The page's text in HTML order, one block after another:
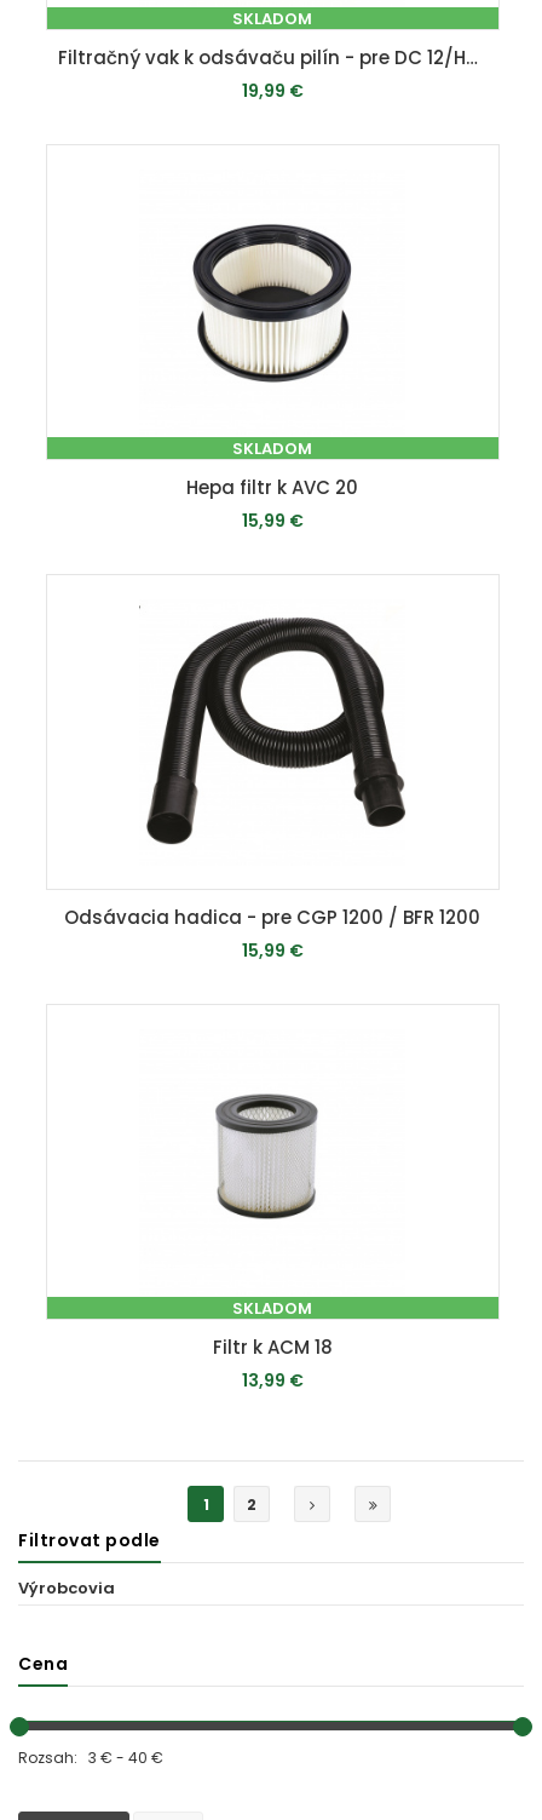
SKLADOM
Filtračný vak k odsávaču pilín - pre DC 12/HA 1600/HD 12/DC 500
19,99 €
SKLADOM
Hepa filtr k AVC 20
15,99 €
Odsávacia hadica - pre CGP 1200 / BFR 1200
15,99 €
SKLADOM
Filtr k ACM 18
13,99 €
1 2
Filtrovat podle
Výrobcovia
Cena
Rozsah: 3 € - 40 €